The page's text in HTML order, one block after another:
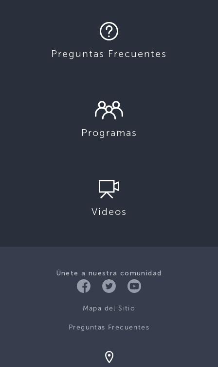
Preguntas Frecuentes
Programas
Videos
Únete a nuestra comunidad
Mapa del Sitio
Preguntas Frecuentes